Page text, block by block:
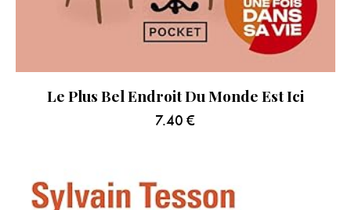
Le Plus Bel Endroit Du Monde Est Ici
7.40 €